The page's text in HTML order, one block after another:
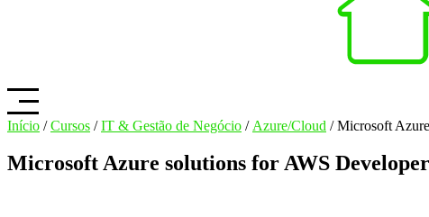
Início /Cursos /IT & Gestão de Negócio / Azure/Cloud / Microsoft
Microsoft Azure solutions for AWS